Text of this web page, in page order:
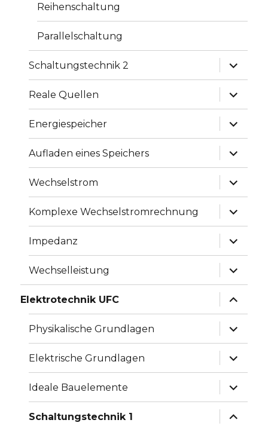
Reihenschaltung
Parallelschaltung
Schaltungstechnik 2
Reale Quellen
Energiespeicher
Aufladen eines Speichers
Wechselstrom
Komplexe Wechselstromrechnung
Impedanz
Wechselleistung
Elektrotechnik UFC
Physikalische Grundlagen
Elektrische Grundlagen
Ideale Bauelemente
Schaltungstechnik 1